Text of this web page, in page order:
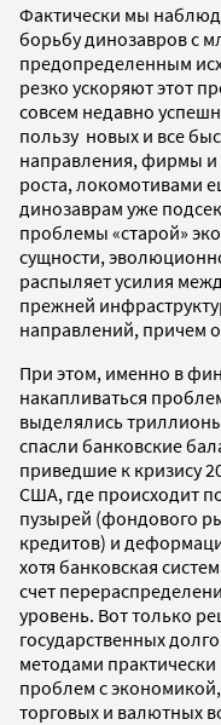
Фактически мы
борьбу динозавров с
предопределенным
резко ускоряют этот
совсем недавно
пользу новых и все
направления, фирмы и
роста, локомотивами
динозаврам уже
проблемы «старой»
сущности,
распыляет усилия
прежней
направлений, причем
При этом, именно в
накапливаться
выделялись
спасли банковские
приведшие к кризису
США, где происходит
пузырей (фондового
кредитов) и
хотя банковская
счет
уровень. Вот только
государственных
методами
проблем с
торговых и валютных